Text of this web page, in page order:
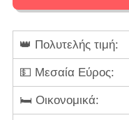
👑 Πολυτελής τιμή:
💵 Μεσαία Εύρος:
🛏️ Οικονομικά: